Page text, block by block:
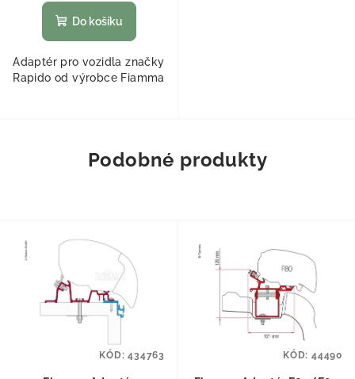
Do košíku
Adaptér pro vozidla značky
Rapido od výrobce Fiamma
Podobné produkty
KÓD:434763 KÓD: 44490